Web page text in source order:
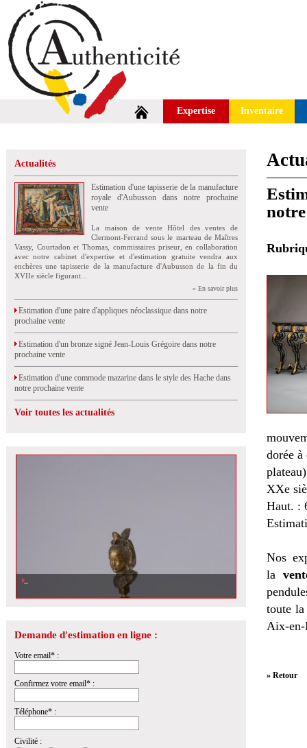
Expertise Inventaire
Actualités
Estimation d'une tapisserie de la manufacture
royale d'Aubusson dans notre prochaine
vente
La maison de vente Hôtel des ventes de
Clermont-Ferrand sous le marteau de Maîtres
Vassy, Courtadon et Thomas, commissaires priseur, en collaboration
avec notre cabinet d'expertise et d'estimation gratuite vendra aux
enchères une tapisserie de la manufacture d'Aubusson de la fin du
XVIIe siècle figurant...
» En savoir plus
Estimation d'une paire d'appliques néoclassique dans notre
prochaine vente
Estimation d'un bronze signé Jean-Louis Grégoire dans notre
prochaine vente
Estimation d'une commode mazarine dans le style des Hache dans
notre prochaine vente
Voir toutes les actualités
Demande d'estimation en ligne :
Votre email* :
Confirmez votre email* :
Téléphone* :
Civilité :
dorée
XXe
Haut. :
Nos
la
toute
Aix-en-
» Retour